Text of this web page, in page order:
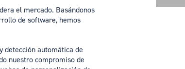
el mercado. Basándonos
de software, hemos
detección automática de
nuestro compromiso de